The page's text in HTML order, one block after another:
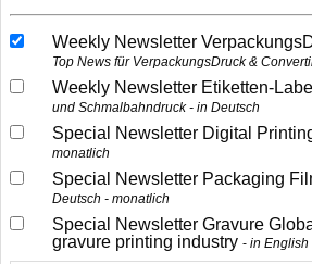
Weekly Newsletter
Top News für VerpackungsDruck &
Weekly Newsletter Etiketten-
und Schmalbahndruck - in Deutsch
Special Newsletter Digital
monatlich
Special Newsletter Packaging
Deutsch - monatlich
Special Newsletter Gravure
gravure printing industry
in English